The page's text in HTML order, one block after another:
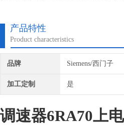
产品特性
Product characteristics
品牌 Siemens/西门子
加工定制 是
调速器6RA70上